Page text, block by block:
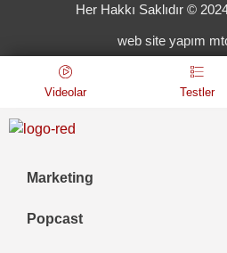
Her Hakkı Saklıdır ©
web site yapım
Videolar Testler
Marketing
Popcast